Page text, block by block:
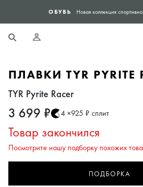
ОБУВЬ Новая коллекция
ПЛАВКИ TYR PYRITE
TYR Pyrite Racer
3 699 ₽ 4 ×925 ₽ сплит
Товар закончился
Посмотрите нашу подборку похожих
ПОДБОРКА